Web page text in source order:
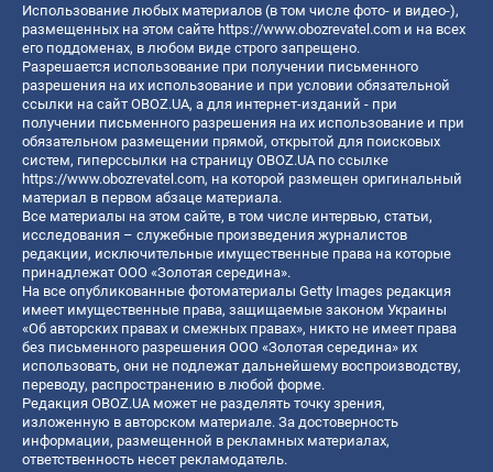
Использование любых материалов (в том числе фото- и видео-),
размещенных на этом сайте https://www.obozrevatel.com и на всех
его поддоменах, в любом виде строго запрещено.
Разрешается использование при получении письменного
разрешения на их использование и при условии обязательной
ссылки на сайт OBOZ.UA, а для интернет-изданий - при
получении письменного разрешения на их использование и при
обязательном размещении прямой, открытой для поисковых
систем, гиперссылки на страницу OBOZ.UA по ссылке
https://www.obozrevatel.com, на которой размещен оригинальный
материал в первом абзаце материала.
Все материалы на этом сайте, в том числе интервью, статьи,
исследования – служебные произведения журналистов
редакции, исключительные имущественные права на которые
принадлежат ООО «Золотая середина».
На все опубликованные фотоматериалы Getty Images редакция
имеет имущественные права, защищаемые законом Украины
«Об авторских правах и смежных правах», никто не имеет права
без письменного разрешения ООО «Золотая середина» их
использовать, они не подлежат дальнейшему воспроизводству,
переводу, распространению в любой форме.
Редакция OBOZ.UA может не разделять точку зрения,
изложенную в авторском материале. За достоверность
информации, размещенной в рекламных материалах,
ответственность несет рекламодатель.